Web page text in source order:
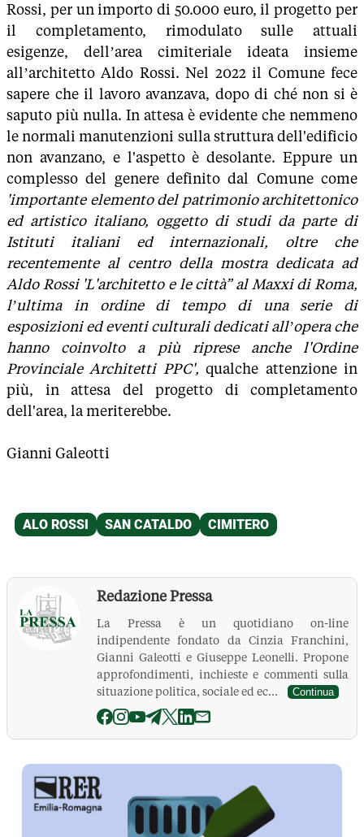
Rossi, per un importo di 50.000 euro, il progetto per
il completamento, rimodulato sulle attuali
esigenze, dell’area cimiteriale ideata insieme
all’architetto Aldo Rossi. Nel 2022 il Comune fece
sapere che il lavoro avanzava, dopo di ché non si è
saputo più nulla. In attesa è evidente che nemmeno
le normali manutenzioni sulla struttura dell'edificio
non avanzano, e l'aspetto è desolante. Eppure un
complesso del genere definito dal Comune come
'importante elemento del patrimonio architettonico
ed artistico italiano, oggetto di studi da parte di
Istituti italiani ed internazionali, oltre che
recentemente al centro della mostra dedicata ad
Aldo Rossi 'L'architetto e le città” al Maxxi di Roma,
l’ultima in ordine di tempo di una serie di
esposizioni ed eventi culturali dedicati all’opera che
hanno coinvolto a più riprese anche l'Ordine
Provinciale Architetti PPC',qualche attenzione in
più, in attesa del progetto di completamento
dell'area, la meriterebbe.
Gianni Galeotti
Redazione Pressa
La Pressa è un quotidiano on-line
indipendente fondato da Cinzia Franchini,
Gianni Galeotti e Giuseppe Leonelli. Propone
approfondimenti, inchieste e commenti sulla
situazione politica, sociale ed ec...
Continua
La Pressa